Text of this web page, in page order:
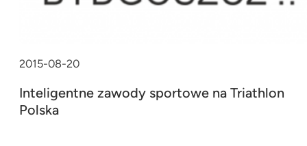
2015-08-20
Inteligentne zawody sportowe na Triathlon
Polska